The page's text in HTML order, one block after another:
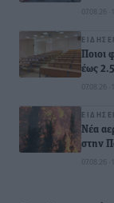
07.08.26 ·
Ποιοι
έως
07.08.26 ·
Νέα
στην
07.08.26 ·